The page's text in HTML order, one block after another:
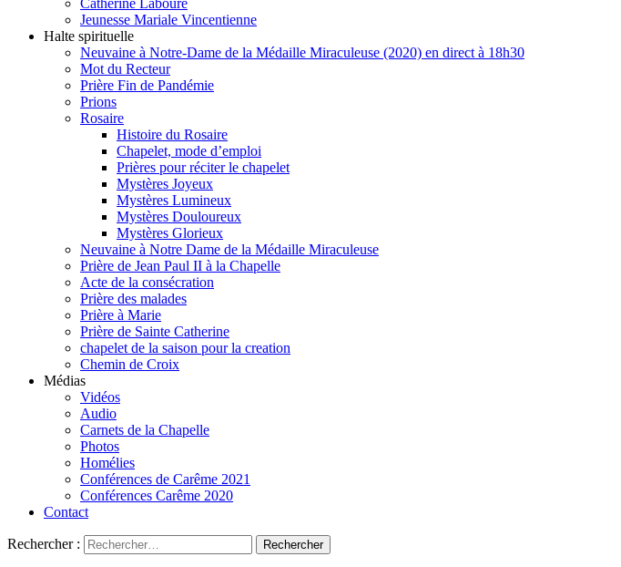
Jeunesse Mariale Vincentienne
Halte spirituelle
Neuvaine à Notre-Dame de la Médaille Miraculeuse (2020) en direct à 18h30
Mot du Recteur
Prière Fin de Pandémie
Prions
Rosaire
Histoire du Rosaire
Chapelet, mode d’emploi
Prières pour réciter le chapelet
Mystères Joyeux
Mystères Lumineux
Mystères Douloureux
Mystères Glorieux
Neuvaine à Notre Dame de la Médaille Miraculeuse
Prière de Jean Paul II à la Chapelle
Acte de la consécration
Prière des malades
Prière à Marie
Prière de Sainte Catherine
chapelet de la saison pour la creation
Chemin de Croix
Médias
Vidéos
Audio
Carnets de la Chapelle
Photos
Homélies
Conférences de Carême 2021
Conférences Carême 2020
Contact
Rechercher :